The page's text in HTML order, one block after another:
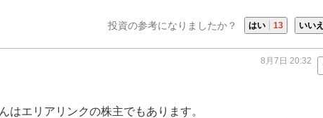
投資の参考になりましたか？ はい 13 いいえ
8月7日 20:32
はエリアリンクの株主でもあります。